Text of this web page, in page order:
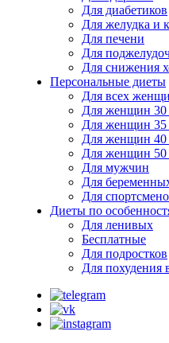
Для диабетиков
Для желудка и
Для печени
Для
Для снижения
Персональные диеты
Для всех
Для женщин 30
Для женщин 35
Для женщин 40
Для женщин 50
Для мужчин
Для
Для
Диеты по
Для ленивых
Бесплатные
Для подростков
Для похудения